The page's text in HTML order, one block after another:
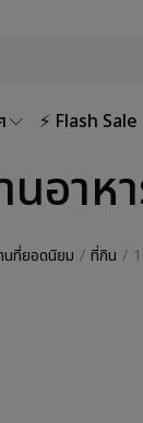
⚡ Flash Sale
อาห
นที่ยอดนิยม ที่กิน